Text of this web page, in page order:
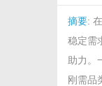
摘要:
稳定需
助力。
刚需品